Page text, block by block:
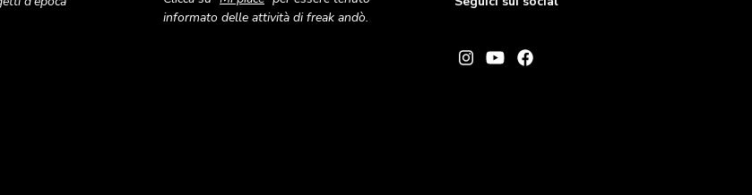
informato delle attività di freak andò.